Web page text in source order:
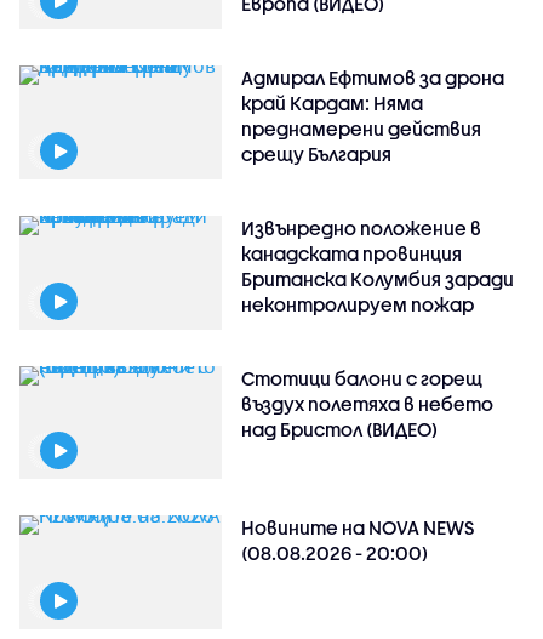
Адмирал Ефтимов за дрона
край Кардам: Няма
преднамерени действия
срещу България
Извънредно положение в
канадската провинция
Британска Колумбия заради
неконтролируем пожар
Стотици балони с горещ
въздух полетяха в небето
над Бристол (ВИДЕО)
Новините на NOVA NEWS
(08.08.2026 - 20:00)